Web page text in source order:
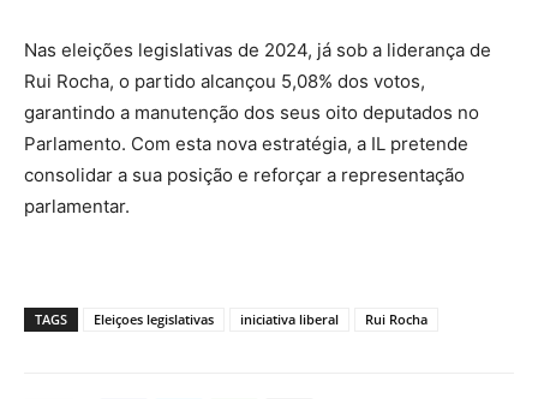
Nas eleições legislativas de 2024, já sob a liderança de
Rui Rocha, o partido alcançou 5,08% dos votos,
garantindo a manutenção dos seus oito deputados no
Parlamento. Com esta nova estratégia, a IL pretende
consolidar a sua posição e reforçar a representação
parlamentar.
TAGS Eleiçoes legislativas iniciativa liberal Rui Rocha